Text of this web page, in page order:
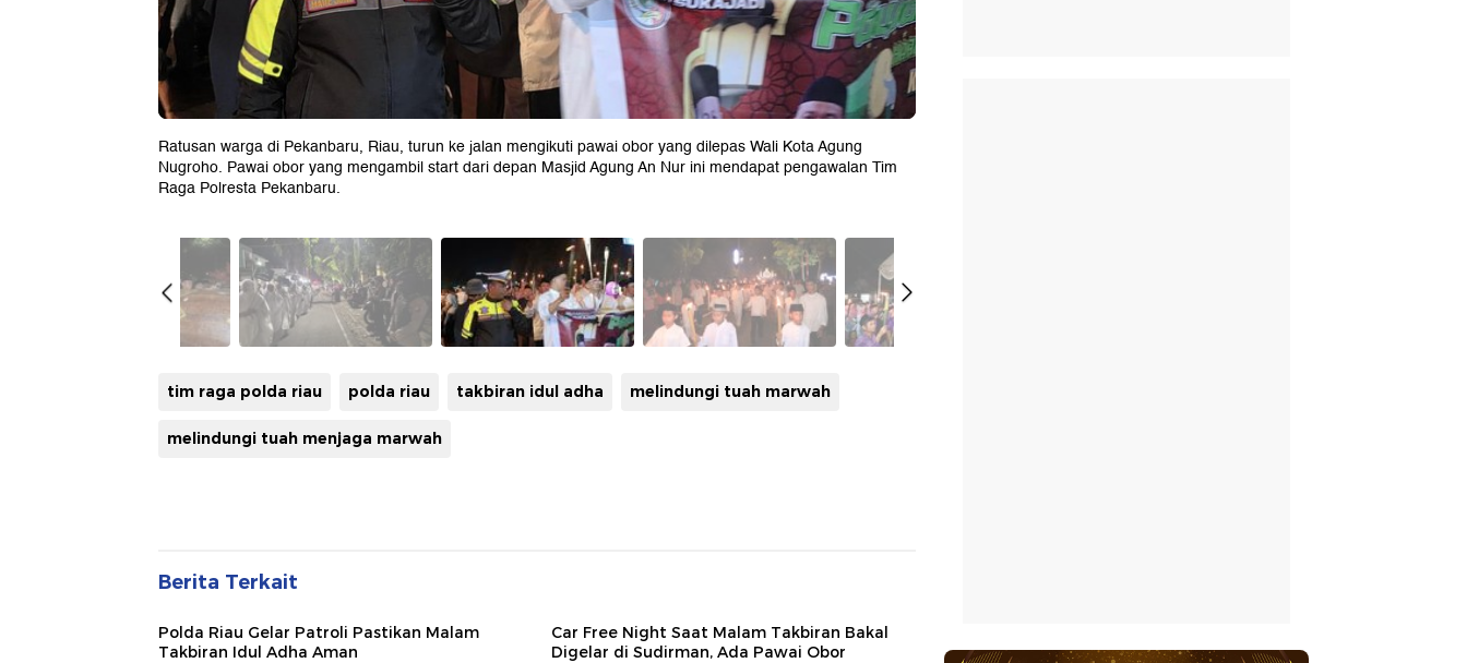
Ratusan warga di Pekanbaru, Riau, turun ke jalan mengikuti pawai obor yang dilepas Wali Kota Agung
Nugroho. Pawai obor yang mengambil start dari depan Masjid Agung An Nur ini mendapat pengawalan Tim
Raga Polresta Pekanbaru.
tim raga polda riau polda riau takbiran idul adha melindungi tuah marwah
melindungi tuah menjaga marwah
Berita Terkait
Polda Riau Gelar Patroli Pastikan Malam
Takbiran Idul Adha Aman
Car Free Night Saat Malam Takbiran Bakal
Digelar di Sudirman, Ada Pawai Obor